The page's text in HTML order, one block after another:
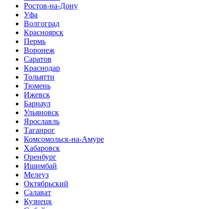
Ростов-на-Дону
Уфа
Волгоград
Красноярск
Пермь
Воронеж
Саратов
Краснодар
Тольятти
Тюмень
Ижевск
Барнаул
Ульяновск
Ярославль
Таганрог
Комсомольск-на-Амуре
Хабаровск
Оренбург
Ишимбай
Мелеуз
Октябрьский
Салават
Кузнецк